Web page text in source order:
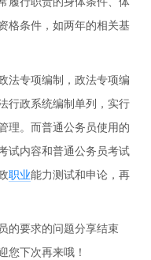
格条件，如两年的相关基
法专项编制，政法专项编
行政系统编制单列，实行
理。而普通公务员使用的
试内容和普通公务员考试
职业能力测试和申论，再
的要求的问题分享结束
您下次再来哦！